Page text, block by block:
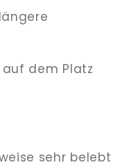
dem Platz
sehr belebt